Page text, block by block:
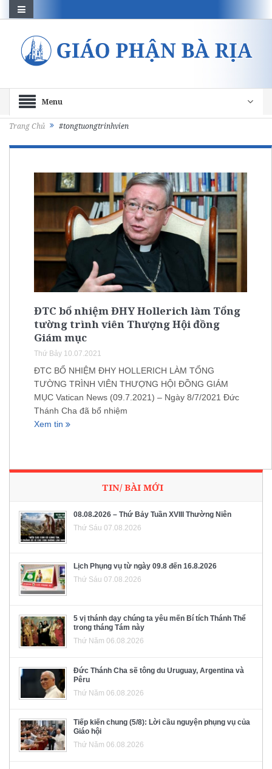
Menu
Trang Chủ #tongtuongtrinhvien
ĐTC bổ nhiệm ĐHY Hollerich làm Tổng
tường trình viên Thượng Hội đồng
Giám mục
Thứ Bảy 10.07.2021
ĐTC BỔ NHIỆM ĐHY HOLLERICH LÀM TỔNG
TƯỜNG TRÌNH VIÊN THƯỢNG HỘI ĐỒNG GIÁM
MỤC Vatican News (09.7.2021) – Ngày 8/7/2021 Đức
Thánh Cha đã bổ nhiệm
Xem tin
TIN/ BÀI MỚI
08.08.2026 – Thứ Bảy Tuần XVIII Thường Niên
Thứ Sáu 07.08.2026
Lịch Phụng vụ từ ngày 09.8 đến 16.8.2026
Thứ Sáu 07.08.2026
5 vị thánh dạy chúng ta yêu mến Bí tích Thánh Thể
trong tháng Tám này
Thứ Năm 06.08.2026
Đức Thánh Cha sẽ tông du Uruguay, Argentina và
Pêru
Thứ Năm 06.08.2026
Tiếp kiến chung (5/8): Lời cầu nguyện phụng vụ của
Giáo hội
Thứ Năm 06.08.2026